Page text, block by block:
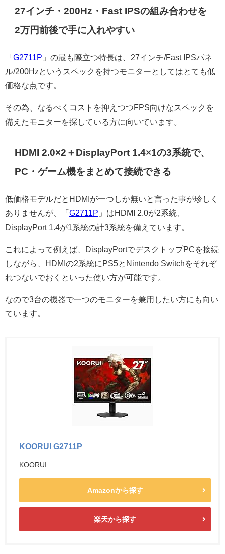
27インチ・200Hz・Fast IPSの組み合わせを
2万円前後で手に入れやすい
「 G2711P 」の最も際立つ特長は、27インチ/Fast IPSパネ
ル/200Hzというスペックを持つモニターとしてはとても低
価格な点です。
その為、なるべくコストを抑えつつFPS向けなスペックを
備えたモニターを探している方に向いています。
HDMI 2.0×2＋DisplayPort 1.4×1の3系統で、
PC・ゲーム機をまとめて接続できる
低価格モデルだとHDMIが一つしか無いと言った事が珍しく
ありませんが、「 G2711P 」はHDMI 2.0が2系統、
DisplayPort 1.4が1系統の計3系統を備えています。
これによって例えば、DisplayPortでデスクトップPCを接続
しながら、HDMIの2系統にPS5とNintendo Switchをそれぞ
れつないでおくといった使い方が可能です。
なので3台の機器で一つのモニターを兼用したい方にも向い
ています。
KOORUI G2711P
KOORUI
Amazonから探す
楽天から探す